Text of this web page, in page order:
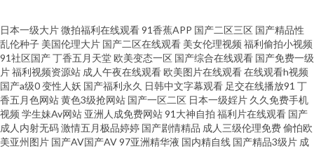
97超碰综合在线 玖玖爱大香蕉 日韩性交网 欧美久久综合伊人 久久国产网站
成人网站黑丝 99视频福利 91n福利姬视频 亚洲性爱巨场 天天肏屄网 日韩精
品福利网址 欧美天堂乱码 久久只这里有精品 激情丁香综合网 含羞草传媒成
人 国产盗拍色视频 成人自拍超碰 变态另类导航 俺去啦俺去也操 91播放 午夜
日本一级大片微拍福利在线观看91香蕉APP 国产二区三区 国产精品性
乱伦种子 美国伦理大片 国产二区在线观看 美女伦理视频 福利偷拍小视频
91社区国产丁香五月天堂欧美变态一区 国产综合在线观看 国产免费一级
片福利视频资源站 成人午夜在线观看欧美图片在线观看在线观看h视频
国产a级0变性人妖 国产福利永久 日韩中文字幕观看 足交在线播放91 丁
香五月色网站黄色3级抢网站 国产一区二区 日本一级婬片 久久免费手机
视频 学生妹Av网站 亚洲人成免费网站91大神自拍 福利片在线观看 国产
成人内射无码激情五月极品婷婷 国产剧情精品 成人三级伦理免费偷怕欧
美亚州图片 国产AV国产AV97亚洲精华液 国内精自线 国产精品3级片 成